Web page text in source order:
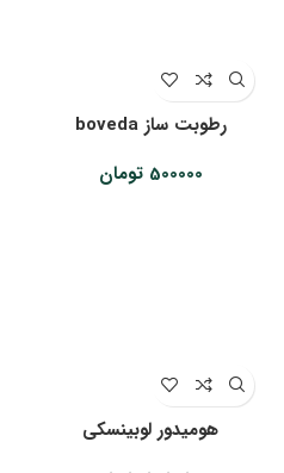
رطوبت ساز boveda
500000 تومان
هومیدور لوبینسکی